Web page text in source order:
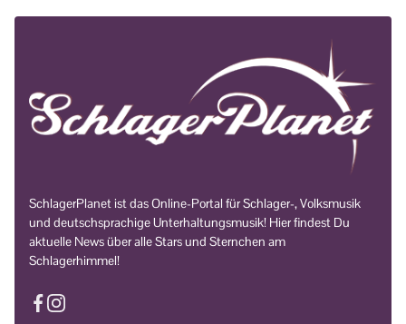
SchlagerPlanet ist das Online-Portal für Schlager-, Volksmusik
und deutschsprachige Unterhaltungsmusik! Hier findest Du
aktuelle News über alle Stars und Sternchen am
Schlagerhimmel!